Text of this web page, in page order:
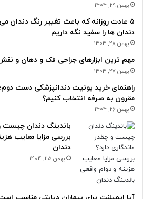
بهمن 29, 1404
۵ عادت روزانه که باعث تغییر رنگ دندان
دندان ها را سفید نگه داریم
بهمن 28, 1404
مهم ترین ابزارهای جراحی فک و دهان و
بهمن 27, 1404
راهنمای خرید یونیت دندانپزشکی دست
مقرون به صرفه انتخاب کنیم؟
بهمن 26, 1404
باندینگ دندان چیست
بررسی مزایا معایب
دندان
بهمن 25, 1404